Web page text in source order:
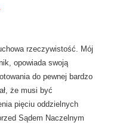
rzeczywistość. Mój
opowiada swoją
do pewnej bardzo
że musi być
pięciu oddzielnych
Sądem Naczelnym